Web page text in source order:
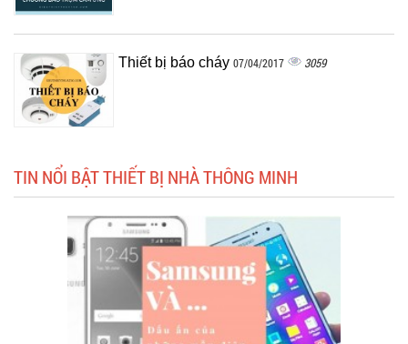
Thiết bị báo cháy 07/04/2017 3059
TIN NỔI BẬT THIẾT BỊ NHÀ THÔNG MINH